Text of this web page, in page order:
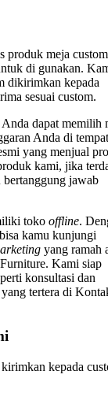
produk meja
di gunakan.
dikirimkan kepada
sesuai custom.
dapat memilih
Anda di tempat
yang menjual
kami, jika
jawab
toko offline.
kamu kunjungi
yang ramah
Kami siap
konsultasi dan
tertera di
kepada